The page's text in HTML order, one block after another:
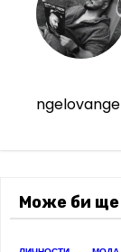
я
Може би ще